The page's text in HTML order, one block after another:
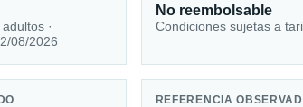
·
08/2026
No reembolsable
Condiciones sujetas a
REFERENCIA